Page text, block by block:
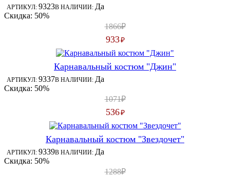
АРТИКУЛ: 9323В НАЛИЧИИ: Да
Скидка: 50%
1866₽
933₽
Карнавальный костюм "Джин"
АРТИКУЛ: 9337В НАЛИЧИИ: Да
Скидка: 50%
1071₽
536₽
Карнавальный костюм "Звездочет"
АРТИКУЛ: 9339В НАЛИЧИИ: Да
Скидка: 50%
1288₽